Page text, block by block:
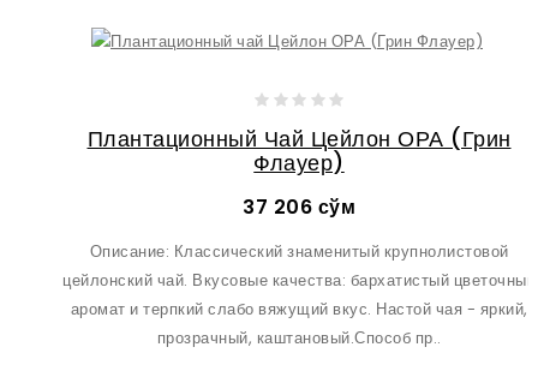
Плантационный Чай Цейлон ОРА (Грин
Флауер)
37 206 сўм
Описание: Классический знаменитый крупнолистовой
цейлонский чай. Вкусовые качества: бархатистый цветочный
аромат и терпкий слабо вяжущий вкус. Настой чая - яркий,
прозрачный, каштановый.Способ пр..